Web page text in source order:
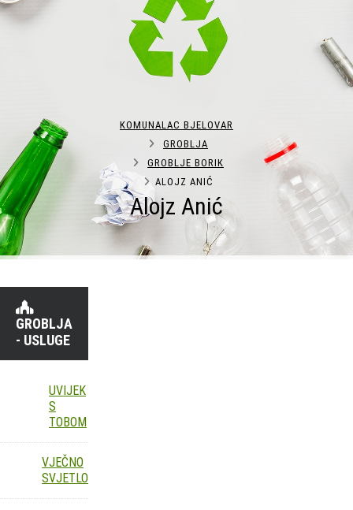
Alojz Anić
KOMUNALAC BJELOVAR
GROBLJA
GROBLJE BORIK
ALOJZ ANIĆ
GROBLJA
- USLUGE
UVIJEK
S
TOBOM
VJEČNO
SVJETLO